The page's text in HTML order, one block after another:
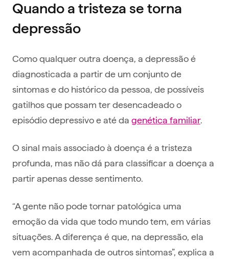
Quando a tristeza se torna
depressão
Como qualquer outra doença, a depressão é
diagnosticada a partir de um conjunto de
sintomas e do histórico da pessoa, de possíveis
gatilhos que possam ter desencadeado o
episódio depressivo e até da genética familiar.
O sinal mais associado à doença é a tristeza
profunda, mas não dá para classificar a doença a
partir apenas desse sentimento.
“A gente não pode tornar patológica uma
emoção da vida que todo mundo tem, em várias
situações. A diferença é que, na depressão, ela
vem acompanhada de outros sintomas”, explica a